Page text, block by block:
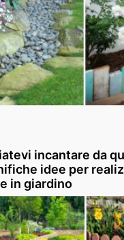
incantare da
idee per
in giardino